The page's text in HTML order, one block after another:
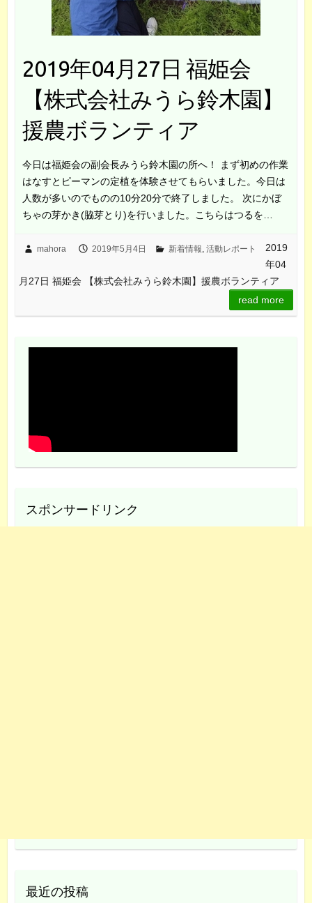
2019年04月27日 福姫会
【株式会社みうら鈴木園】
援農ボランティア
今日は福姫会の副会長みうら鈴木園の所へ！ まず初めの作業
はなすとピーマンの定植を体験させてもらいました。今日は
人数が多いのでものの10分20分で終了しました。 次にかぼ
ちゃの芽かき(脇芽とり)を行いました。こちらはつるを…
mahora 2019年5月4日 新着情報 活動レポート
2019
年04
月27日 福姫会 【株式会社みうら鈴木園】援農ボランティア
read more
スポンサードリンク
最近の投稿